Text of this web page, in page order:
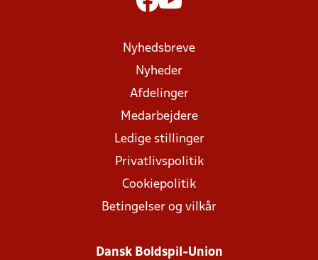
Nyhedsbreve
Nyheder
Afdelinger
Medarbejdere
Ledige stillinger
Privatlivspolitik
Cookiepolitik
Betingelser og vilkår
Dansk Boldspil-Union